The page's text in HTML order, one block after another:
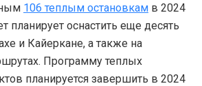
106 теплым остановкам в 2024
планирует оснастить еще десять
и Кайеркане, а также на
Программу теплых
планируется завершить в 2024